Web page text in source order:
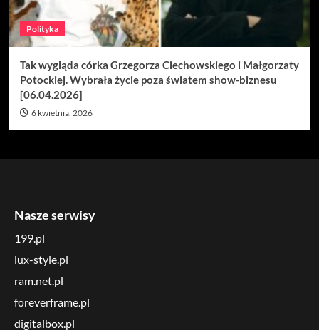
Polityka
Tak wygląda córka Grzegorza Ciechowskiego i Małgorzaty
Potockiej. Wybrała życie poza światem show-biznesu
[06.04.2026]
6 kwietnia, 2026
Nasze serwisy
199.pl
lux-style.pl
ram.net.pl
foreverframe.pl
digitalbox.pl